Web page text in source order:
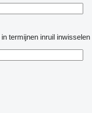
in termijnen inruil inwisselen